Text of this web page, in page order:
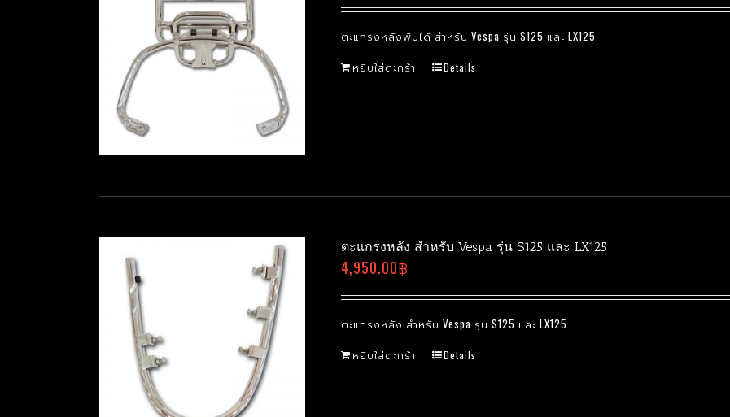
ตะแกรงหลังพับได้ สำหรับ Vespa รุ่น S125 และ LX125
หยิบใส่ตะกร้า Details
ตะแกรงหลัง สำหรับ Vespa รุ่น S125 และ LX125
4,950.00฿
ตะแกรงหลัง สำหรับ Vespa รุ่น S125 และ LX125
หยิบใส่ตะกร้า Details